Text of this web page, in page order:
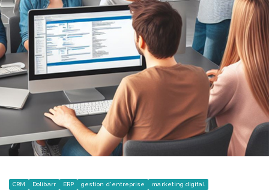
CRM Dolibarr ERP gestion d'entreprise marketing digital